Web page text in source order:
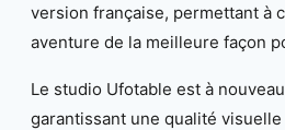
version française, permettant à
aventure de la meilleure façon
Le studio Ufotable est à
garantissant une qualité